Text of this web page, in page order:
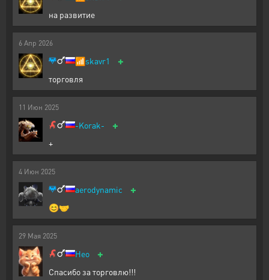
на развитие
6 Апр 2026
📶skavr1 +
торговля
11 Июн 2025
-Korak- +
+
4 Июн 2025
aerodynamic +
😊🤝
29 Мая 2025
Heo +
Спасибо за торговлю!!!